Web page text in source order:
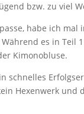
bzw. zu viel
habe ich mal
Während es in
Kimonobluse.
schnelles
Hexenwerk und